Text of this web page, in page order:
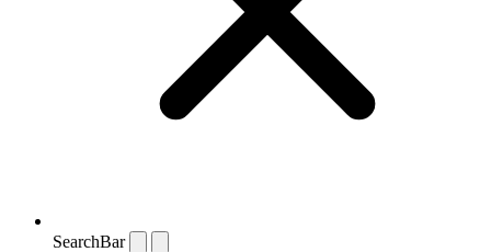
SearchBar